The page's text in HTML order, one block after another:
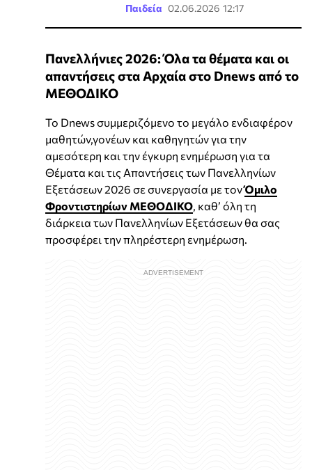
Παιδεία 02.06.2026 12:17
Πανελλήνιες 2026: Όλα τα θέματα και οι
απαντήσεις στα Αρχαία στο Dnews από το
ΜΕΘΟΔΙΚΟ
Το Dnews συμμεριζόμενο το μεγάλο ενδιαφέρον
μαθητών,γονέων και καθηγητών για την
αμεσότερη και την έγκυρη ενημέρωση για τα
Θέματα και τις Απαντήσεις των Πανελληνίων
Εξετάσεων 2026 σε συνεργασία με τονΌμιλο
Φροντιστηρίων ΜΕΘΟΔΙΚΟ, καθ’ όλη τη
διάρκεια των Πανελληνίων Εξετάσεων θα σας
προσφέρει την πληρέστερη ενημέρωση.